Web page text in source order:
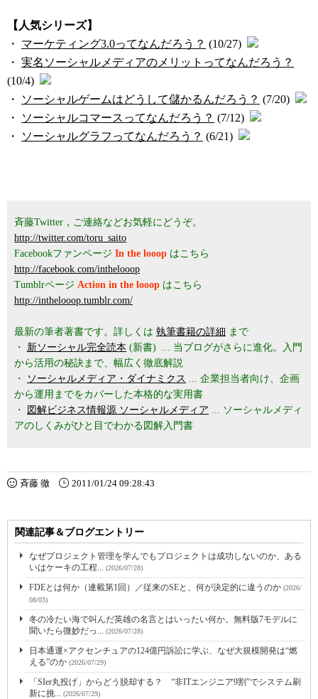
【人気シリーズ】
・ マーケティング3.0ってなんだろう？ (10/27)
・ 実名ソーシャルメディアのメリットってなんだろう？
(10/4)
・
ソーシャルゲームはどうして儲かるんだろう？ (7/20)
・
ソーシャルコマースってなんだろう？ (7/12)
・
ソーシャルグラフってなんだろう？ (6/21)
斉藤Twitter，ご連絡などお気軽にどうぞ。
http://twitter.com/toru_saito
Facebookファンページ In the looop はこちら
http://facebook.com/inthelooop
Tumblrページ Action in the looop はこちら
http://inthelooop.tumblr.com/
最新の筆者著書です。詳しくは 執筆書籍の詳細 まで
・ 新ソーシャル完全読本 (新書) ... 当ブログがさらに進化。入門
から活用の秘訣まで、幅広く徹底解説
・
ソーシャルメディア・ダイナミクス ... 企業担当者向け、企画
から運用までをカバーした本格的な実用書
・
図解ビジネス情報源 ソーシャルメディア ... ソーシャルメディ
アのしくみがひと目でわかる図解入門書
斉藤 徹 2011/01/24 09:28:43
関連記事＆ブログエントリー
なぜプロジェクト管理を学んでもプロジェクトは成功しないのか、ある
いはケーキの工程... (2026/07/28)
FDEとは何か（連載第1回）／従来のSEと、何が決定的に違うのか (2026/
08/03)
冬の冷たい海で叫んだ英雄の名言とはいったい何か。無料版7モデルに
聞いたら微妙だっ... (2026/07/28)
日本通運×アクセンチュアの124億円訴訟に学ぶ、なぜ大規模開発は“燃
える”のか (2026/07/29)
「SIer丸投げ」からどう脱却する？ “非ITエンジニア9割”でシステム刷
新に挑... (2026/07/29)